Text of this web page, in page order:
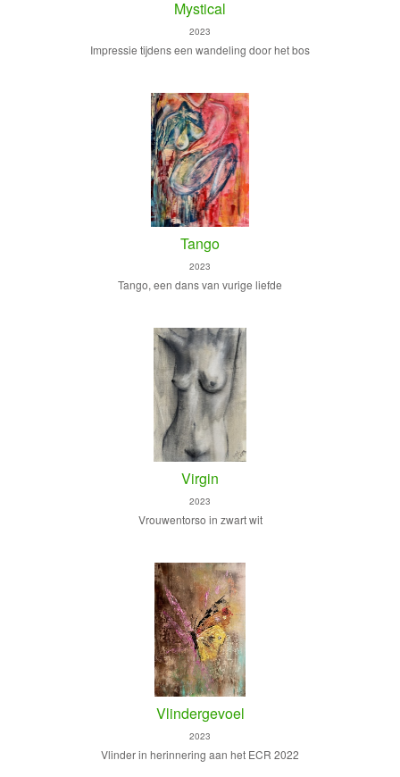
Mystical
2023
Impressie tijdens een wandeling door het bos
Tango
2023
Tango, een dans van vurige liefde
Virgin
2023
Vrouwentorso in zwart wit
Vlindergevoel
2023
Vlinder in herinnering aan het ECR 2022